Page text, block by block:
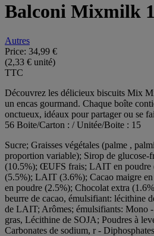
Balconi Mixmilk
Autres
Price: 34,99 €
(2,33 € unité)
TTC
Découvrez les délicieux biscuits Mix
un encas gourmand. Chaque boîte
onctueux, idéaux pour partager ou se
56 Boite/Carton : / Unitée/Boite : 15
Sucre; Graisses végétales (palme ,
proportion variable); Sirop de glucose-
(10.5%); ŒUFS frais; LAIT en poudre
(5.5%); LAIT (3.6%); Cacao maigre
en poudre (2.5%); Chocolat extra
beurre de cacao, émulsifiant: lécithine
de LAIT; Arômes; émulsifiants: Mono -
gras, Lécithine de SOJA; Poudres à
Carbonates de sodium, r -